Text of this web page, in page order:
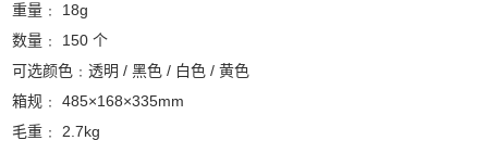
重量﹕ 18g
数量﹕ 150 个
可选颜色﹕透明 / 黑色 / 白色 / 黄色
箱规﹕ 485×168×335mm
毛重﹕ 2.7kg